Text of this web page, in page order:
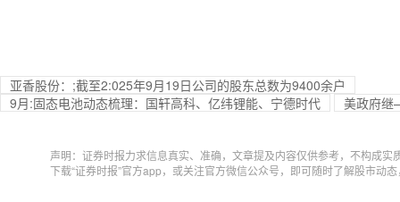
亚香股份：;截至2:025年9月19日公司的股东总数为9400余户
9月:固态电池动态梳理：国轩高科、亿纬锂能、宁德时代
美政府继
声明：证券时报力求信息真实、准确，文章提及内容仅供参考，不构成实
下载“证券时报”官方app，或关注官方微信公众号，即可随时了解股市动